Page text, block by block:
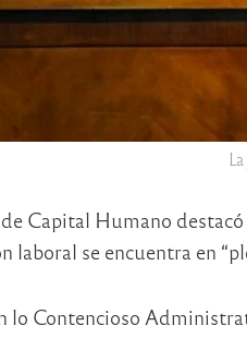
Capital Humano
laboral se encuentra en
lo Contencioso